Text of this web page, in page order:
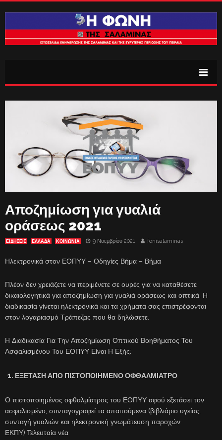
Αποζημίωση για γυαλιά
οράσεως 2021
ΕΙΔΗΣΕΙΣ ΕΛΛΑΔΑ ΚΟΙΝΩΝΙΑ 9 Νοεμβρίου 2021 fonisalaminas
Ηλεκτρονικά στον ΕΟΠΥΥ – Οδηγίες Βήμα – Βήμα
Πλέον δεν χρειάζετε να περιμένετε σε ουρές για να καταθέσετε
δικαιολογητικά για αποζημίωση για γυαλιά οράσεως και οπτικά. Η
διαδικασία γίνεται ηλεκτρονικά και τα χρήματα σας επιστρέφονται
στον λογαριασμό Τράπεζας που θα δηλώσετε.
Η Διαδικασία Για Την Αποζημίωση Οπτικού Βοηθήματος Του
Ασφαλισμένου Του ΕΟΠΥΥ Είναι Η Εξής:
ΕΞΕΤΑΣΗ ΑΠΟ ΠΙΣΤΟΠΟΙΗΜΕΝΟ ΟΦΘΑΛΜΙΑΤΡΟ
Ο πιστοποιημένος οφθαλμίατρος του ΕΟΠΥΥ αφού εξετάσει τον
ασφαλισμένο, συνταγογραφεί τα απαιτούμενα (βιβλιάριο υγείας,
συνταγή γυαλιών και ηλεκτρονική γνωμάτευση παροχών
ΕΚΠΥ).Τελευταία νέα